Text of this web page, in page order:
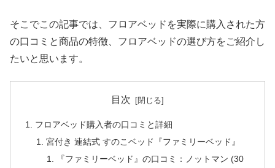
そこでこの記事では、フロアベッドを実際に購入された方
の口コミと商品の特徴、フロアベッドの選び方をご紹介し
たいと思います。
目次
フロアベッド購入者の口コミと詳細
宮付き 連結式 すのこベッド『ファミリーベッド』
『ファミリーベッド』の口コミ：ノットマン (30